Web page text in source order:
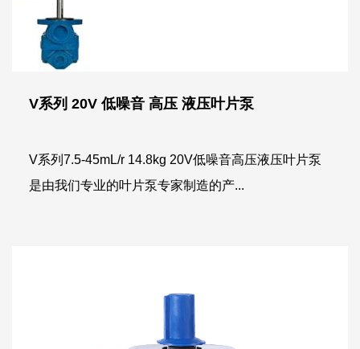
V系列 20V 低噪音 高压 液压叶片泵
V系列7.5-45mL/r 14.8kg 20V低噪音高压液压叶片泵
是由我们专业的叶片泵专家制造的产...